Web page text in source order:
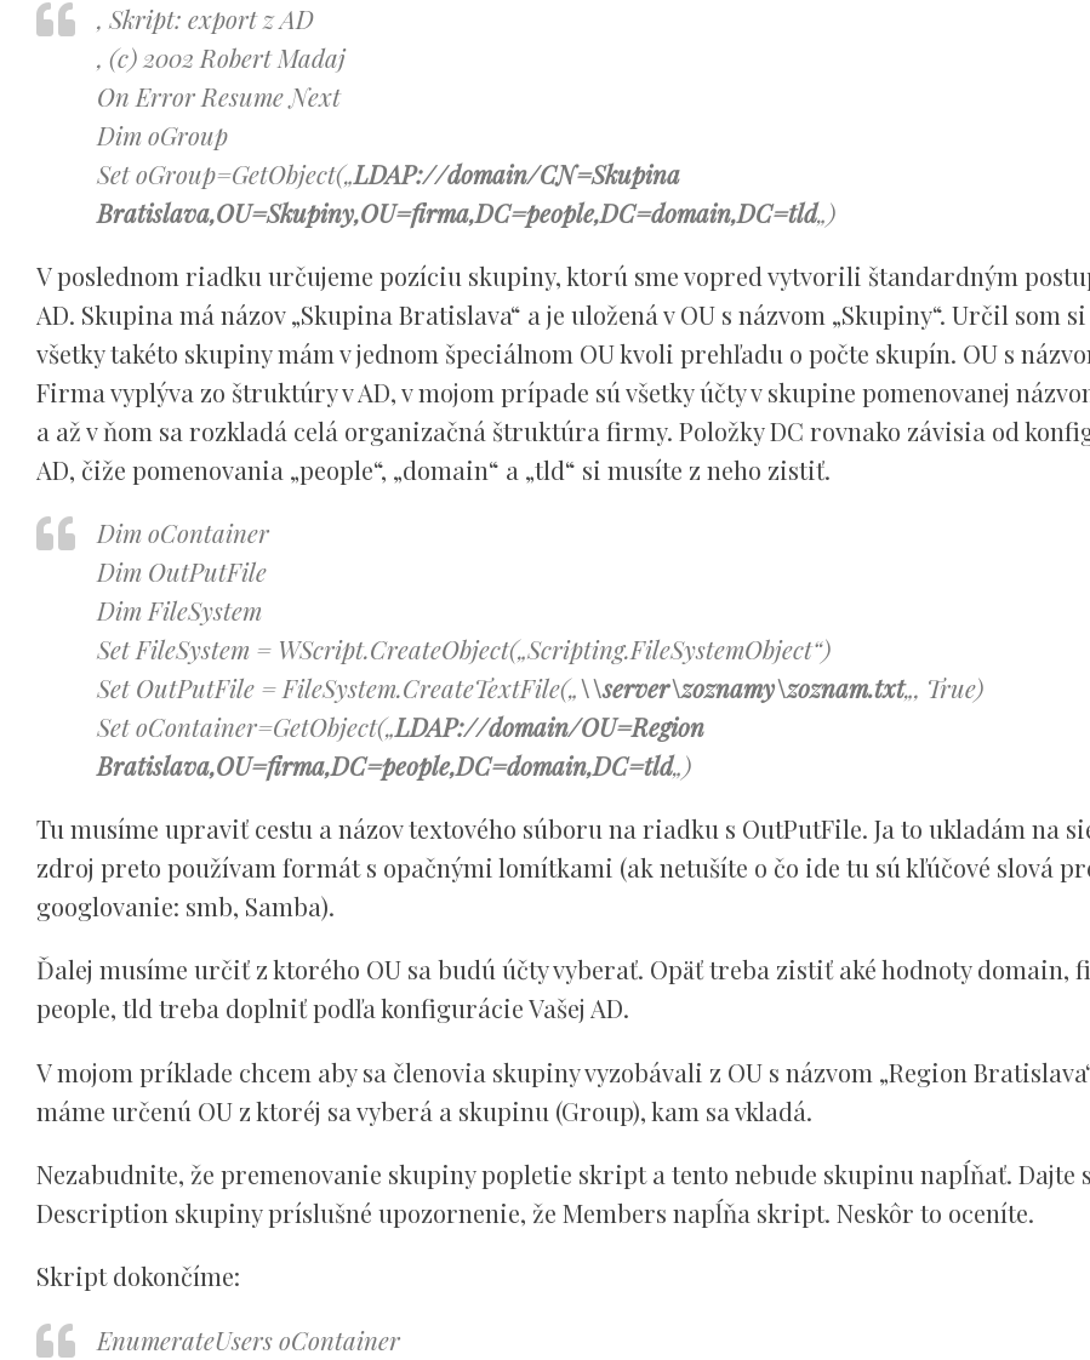
‚ Skript: export z AD
‚ (c) 2002 Robert Madaj
On Error Resume Next
Dim oGroup
Set oGroup=GetObject(„LDAP://domain/CN=Skupina
Bratislava,OU=Skupiny,OU=firma,DC=people,DC=domain,DC=tld„)
V poslednom riadku určujeme pozíciu skupiny, ktorú sme vopred vytvorili štandardným
AD. Skupina má názov „Skupina Bratislava“ a je uložená v OU s názvom „Skupiny“. Určil som
všetky takéto skupiny mám v jednom špeciálnom OU kvoli prehľadu o počte skupín. OU s
Firma vyplýva zo štruktúry v AD, v mojom prípade sú všetky účty v skupine pomenovanej
a až v ňom sa rozkladá celá organizačná štruktúra firmy. Položky DC rovnako závisia od
AD, čiže pomenovania „people“, „domain“ a „tld“ si musíte z neho zistiť.
Dim oContainer
Dim OutPutFile
Dim FileSystem
Set FileSystem = WScript.CreateObject(„Scripting.FileSystemObject“)
Set OutPutFile = FileSystem.CreateTextFile(„\\server\zoznamy\zoznam.txt„, True)
Set oContainer=GetObject(„LDAP://domain/OU=Region
Bratislava,OU=firma,DC=people,DC=domain,DC=tld„)
Tu musíme upraviť cestu a názov textového súboru na riadku s OutPutFile. Ja to ukladám na
zdroj preto používam formát s opačnými lomítkami (ak netušíte o čo ide tu sú kľúčové slová
googlovanie: smb, Samba).
Ďalej musíme určiť z ktorého OU sa budú účty vyberať. Opäť treba zistiť aké hodnoty domain,
people, tld treba doplniť podľa konfigurácie Vašej AD.
V mojom príklade chcem aby sa členovia skupiny vyzobávali z OU s názvom „Region
máme určenú OU z ktoréj sa vyberá a skupinu (Group), kam sa vkladá.
Nezabudnite, že premenovanie skupiny popletie skript a tento nebude skupinu napĺňať. Dajte
Description skupiny príslušné upozornenie, že Members napĺňa skript. Neskôr to oceníte.
Skript dokončíme:
EnumerateUsers oContainer